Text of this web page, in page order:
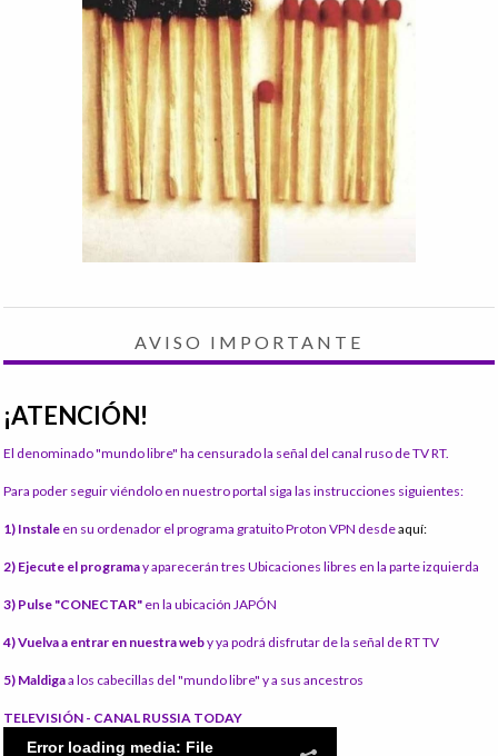
AVISO IMPORTANTE
¡ATENCIÓN!
El denominado "mundo libre" ha censurado la señal del canal ruso de TV RT.
Para poder seguir viéndolo en nuestro portal siga las instrucciones siguientes:
1) Instale en su ordenador el programa gratuito Proton VPN desdeaquí:
2) Ejecute el programay aparecerán tres Ubicaciones libres en la parte izquierda
3) Pulse "CONECTAR" en la ubicación JAPÓN
4) Vuelva a entrar en nuestra weby ya podrá disfrutar de la señal de RT TV
5) Maldigaa los cabecillas del "mundo libre" y a sus ancestros
TELEVISIÓN - CANAL RUSSIA TODAY